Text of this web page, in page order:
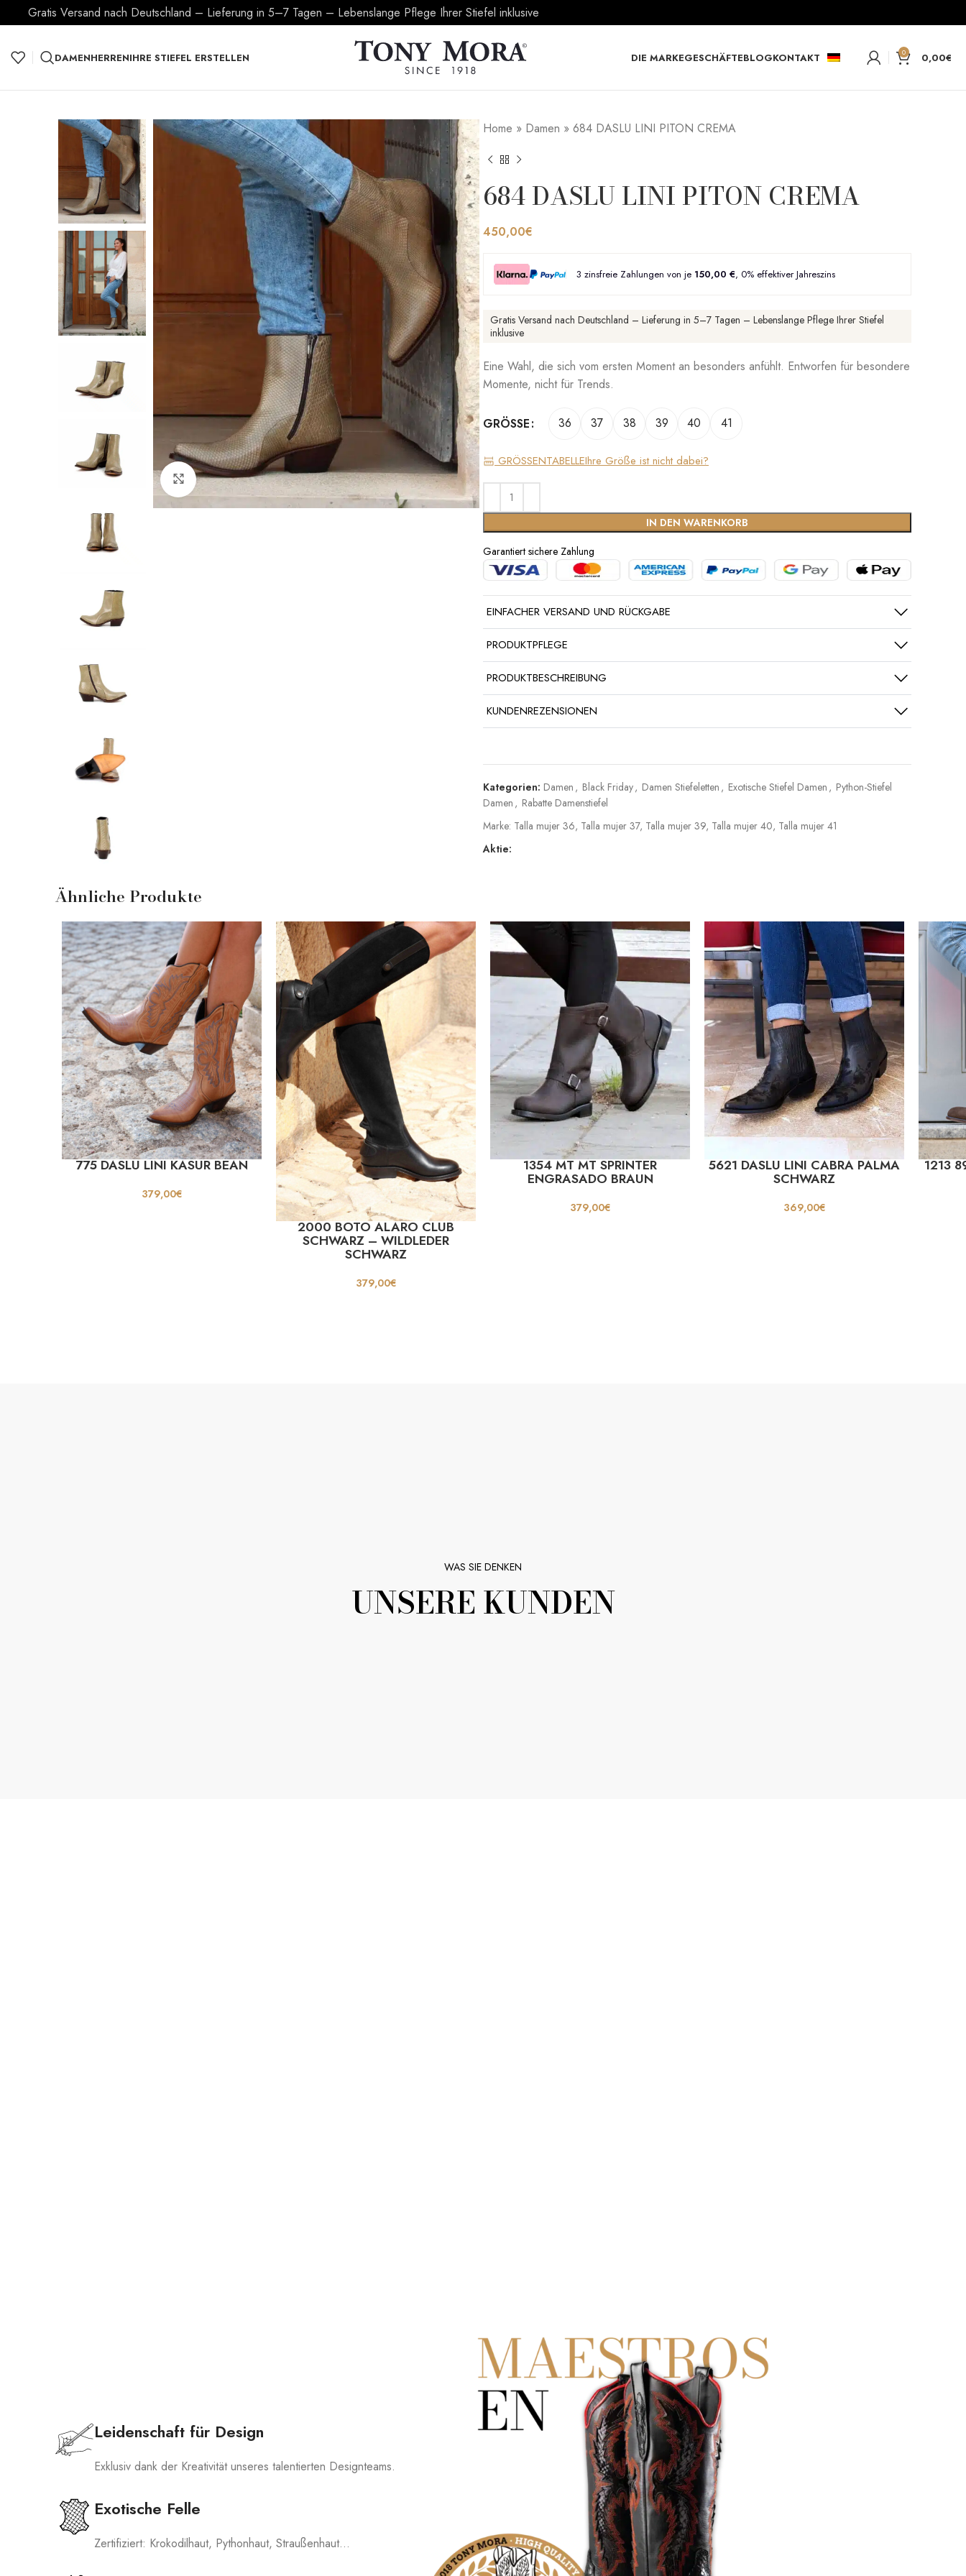
Gratis Versand nach Deutschland – Lieferung in 5–7 Tagen – Lebenslange Pflege Ihrer Stiefel inklusive
DAMENHERRENIHRE STIEFEL ERSTELLEN DIE MARKEGESCHÄFTEBLOGKONTAKT 0 0,00€
Click to enlarge
Home » Damen » 684 DASLU LINI PITON CREMA
684 DASLU LINI PITON CREMA
450,00€
3 zinsfreie Zahlungen von je 150,00 €, 0% effektiver Jahreszins
Gratis Versand nach Deutschland – Lieferung in 5–7 Tagen – Lebenslange Pflege Ihrer Stiefel
inklusive
Eine Wahl, die sich vom ersten Moment an besonders anfühlt. Entworfen für besondere
Momente, nicht für Trends.
GRÖSSE 36 37 38 39 40 41
GRÖSSENTABELLEIhre Größe ist nicht dabei?
IN DEN WARENKORB
Garantiert sichere Zahlung
EINFACHER VERSAND UND RÜCKGABE
PRODUKTPFLEGE
PRODUKTBESCHREIBUNG
KUNDENREZENSIONEN
Kategorien: Damen , Black Friday, Damen Stiefeletten , Exotische Stiefel Damen , Python-Stiefel
Damen , Rabatte Damenstiefel
Marke: Talla mujer 36, Talla mujer 37, Talla mujer 39, Talla mujer 40, Talla mujer 41
Aktie:
Ähnliche Produkte
775 DASLU LINI KASUR BEAN
379,00€
2000 BOTO ALARO CLUB
SCHWARZ – WILDLEDER
SCHWARZ
379,00€
1354 MT MT SPRINTER
ENGRASADO BRAUN
379,00€
5621 DASLU LINI CABRA PALMA
SCHWARZ
369,00€
1213
WAS SIE DENKEN
UNSERE KUNDEN
Leidenschaft für Design
Exklusiv dank der Kreativität unseres talentierten Designteams.
Exotische Felle
Zertifiziert: Krokodilhaut, Pythonhaut, Straußenhaut...